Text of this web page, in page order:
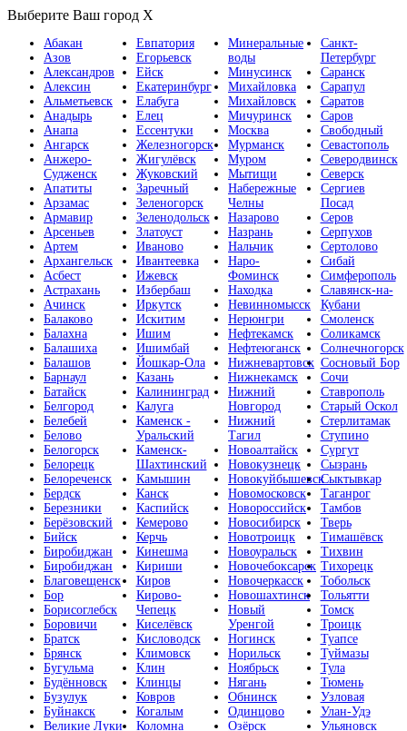
Выберите Ваш город X
Абакан
Азов
Александров
Алексин
Альметьевск
Анадырь
Анапа
Ангарск
Анжеро-
Судженск
Апатиты
Арзамас
Армавир
Арсеньев
Артем
Архангельск
Асбест
Астрахань
Ачинск
Балаково
Балахна
Балашиха
Балашов
Барнаул
Батайск
Белгород
Белебей
Белово
Белогорск
Белорецк
Белореченск
Бердск
Березники
Берёзовский
Бийск
Биробиджан
Биробиджан
Благовещенск
Бор
Борисоглебск
Боровичи
Братск
Брянск
Бугульма
Будённовск
Бузулук
Буйнакск
Великие Луки
Евпатория
Егорьевск
Ейск
Екатеринбург
Елабуга
Елец
Ессентуки
Железногорск
Жигулёвск
Жуковский
Заречный
Зеленогорск
Зеленодольск
Златоуст
Иваново
Ивантеевка
Ижевск
Избербаш
Иркутск
Искитим
Ишим
Ишимбай
Йошкар-Ола
Казань
Калининград
Калуга
Каменск -
Уральский
Каменск-
Шахтинский
Камышин
Канск
Каспийск
Кемерово
Керчь
Кинешма
Кириши
Киров
Кирово-
Чепецк
Киселёвск
Кисловодск
Климовск
Клин
Клинцы
Ковров
Когалым
Коломна
Минеральные
воды
Минусинск
Михайловка
Михайловск
Мичуринск
Москва
Мурманск
Муром
Мытищи
Набережные
Челны
Назарово
Назрань
Нальчик
Наро-
Фоминск
Находка
Невинномысск
Нерюнгри
Нефтекамск
Нефтеюганск
Нижневартовск
Нижнекамск
Нижний
Новгород
Нижний
Тагил
Новоалтайск
Новокузнецк
Новокуйбышевск
Новомосковск
Новороссийск
Новосибирск
Новотроицк
Новоуральск
Новочебоксарск
Новочеркасск
Новошахтинск
Новый
Уренгой
Ногинск
Норильск
Ноябрьск
Нягань
Обнинск
Одинцово
Озёрск
Санкт-
Петербург
Саранск
Сарапул
Саратов
Саров
Свободный
Севастополь
Северодвинск
Северск
Сергиев
Посад
Серов
Серпухов
Сертолово
Сибай
Симферополь
Славянск-на-
Кубани
Смоленск
Соликамск
Солнечногорск
Сосновый Бор
Сочи
Ставрополь
Старый Оскол
Стерлитамак
Ступино
Сургут
Сызрань
Сыктывкар
Таганрог
Тамбов
Тверь
Тимашёвск
Тихвин
Тихорецк
Тобольск
Тольятти
Томск
Троицк
Туапсе
Туймазы
Тула
Тюмень
Узловая
Улан-Удэ
Ульяновск